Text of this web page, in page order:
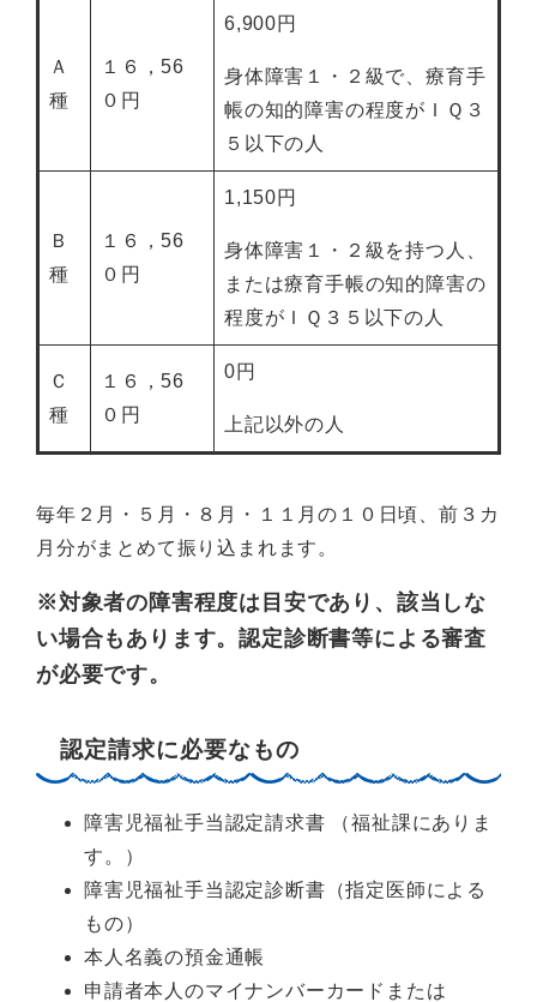
Ａ
種
１６，56
０円
6,900円
身体障害１・２級で、療育手
帳の知的障害の程度がＩＱ３
５以下の人
Ｂ
種
１６，56
０円
1,150円
身体障害１・２級を持つ人、
または療育手帳の知的障害の
程度がＩＱ３５以下の人
Ｃ
種
１６，56
０円
0円
上記以外の人
毎年２月・５月・８月・１１月の１０日頃、前３カ
月分がまとめて振り込まれます。
※対象者の障害程度は目安であり、該当しな
い場合もあります。認定診断書等による審査
が必要です。
認定請求に必要なもの
障害児福祉手当認定請求書 （福祉課にありま
す。）
障害児福祉手当認定診断書（指定医師による
もの）
本人名義の預金通帳
申請者本人のマイナンバーカードまたは